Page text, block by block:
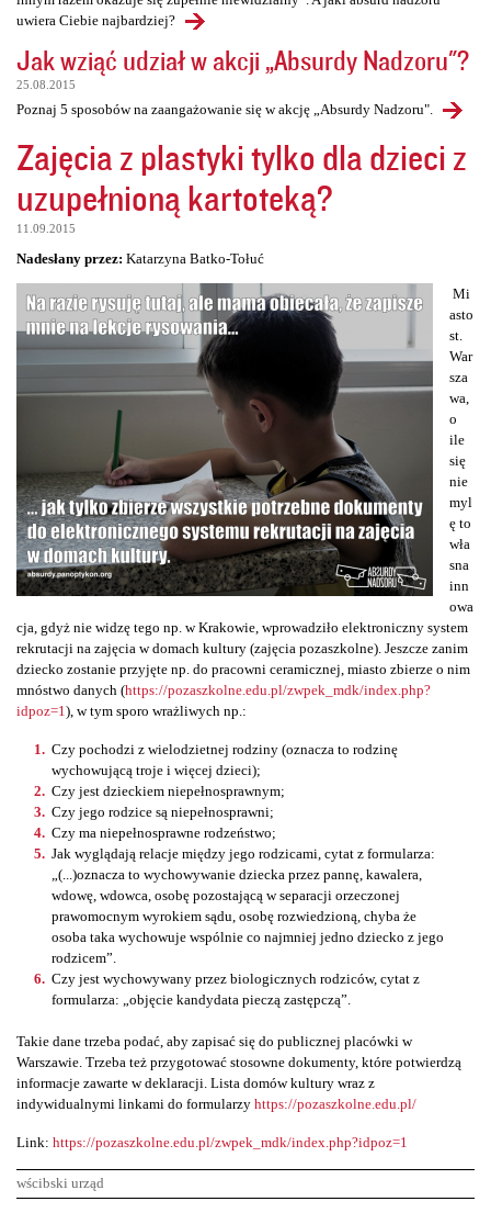
uwiera Ciebie najbardziej?
Jak wziąć udział w akcji „Absurdy Nadzoru"?
25.08.2015
Poznaj 5 sposobów na zaangażowanie się w akcję „Absurdy Nadzoru".
Zajęcia z plastyki tylko dla dzieci z
uzupełnioną kartoteką?
11.09.2015
Nadesłany przez: Katarzyna Batko-Tołuć
Mi
asto
st.
War
sza
wa,
o
ile
się
nie
myl
ę to
wła
sna
inn
owa
cja, gdyż nie widzę tego np. w Krakowie, wprowadziło elektroniczny system
rekrutacji na zajęcia w domach kultury (zajęcia pozaszkolne). Jeszcze zanim
dziecko zostanie przyjęte np. do pracowni ceramicznej, miasto zbierze o nim
mnóstwo danych (https://pozaszkolne.edu.pl/zwpek_mdk/index.php?
idpoz=1), w tym sporo wrażliwych np.:
Czy pochodzi z wielodzietnej rodziny (oznacza to rodzinę
wychowującą troje i więcej dzieci);
Czy jest dzieckiem niepełnosprawnym;
Czy jego rodzice są niepełnosprawni;
Czy ma niepełnosprawne rodzeństwo;
Jak wyglądają relacje między jego rodzicami, cytat z formularza:
„(...)oznacza to wychowywanie dziecka przez pannę, kawalera,
wdowę, wdowca, osobę pozostającą w separacji orzeczonej
prawomocnym wyrokiem sądu, osobę rozwiedzioną, chyba że
osoba taka wychowuje wspólnie co najmniej jedno dziecko z jego
rodzicem”.
Czy jest wychowywany przez biologicznych rodziców, cytat z
formularza: „objęcie kandydata pieczą zastępczą”.
Takie dane trzeba podać, aby zapisać się do publicznej placówki w
Warszawie. Trzeba też przygotować stosowne dokumenty, które potwierdzą
informacje zawarte w deklaracji. Lista domów kultury wraz z
indywidualnymi linkami do formularzy https://pozaszkolne.edu.pl/
Link: https://pozaszkolne.edu.pl/zwpek_mdk/index.php?idpoz=1
wścibski urząd